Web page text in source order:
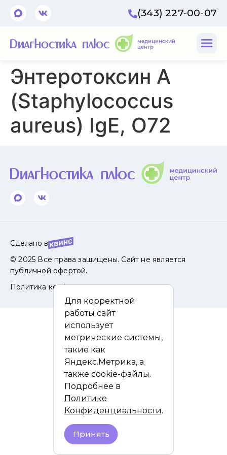
(343) 227-00-07
Энтеротоксин А
(Staphylococcus
aureus) IgE, O72
Сделано в
© 2025 Все права защищены. Сайт не является
публичной офертой.
Политика конфиденциальности
Для корректной
работы сайт
использует
метрические системы,
такие как
Яндекс.Метрика, а
также cookie-файлы.
Подробнее в
Политике
Конфиденциальности.
Принять